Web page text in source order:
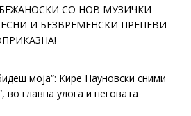
СО НОВ МУЗИЧКИ
И БЕЗВРЕМЕНСКИ ПРЕПЕВИ
моја“: Кире Науновски сними
во главна улога и неговата